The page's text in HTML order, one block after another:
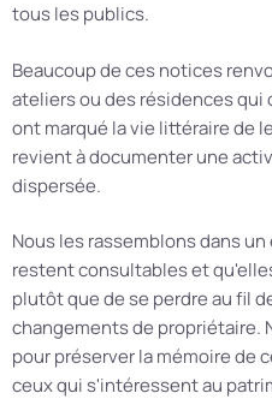
tous les publics.
Beaucoup de ces notices
ateliers ou des résidences
ont marqué la vie littéraire de
revient à documenter une
dispersée.
Nous les rassemblons dans
restent consultables et
plutôt que de se perdre au fil
changements de propriétaire.
pour préserver la mémoire de
ceux qui s'intéressent au